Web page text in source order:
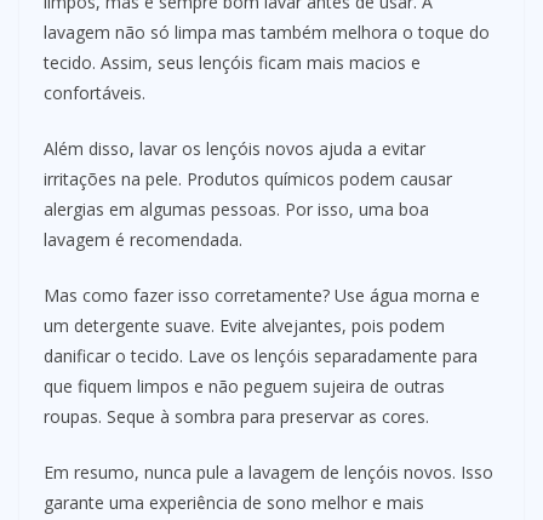
lavagem não só limpa mas também melhora o toque do
tecido. Assim, seus lençóis ficam mais macios e
confortáveis.
Além disso, lavar os lençóis novos ajuda a evitar
irritações na pele. Produtos químicos podem causar
alergias em algumas pessoas. Por isso, uma boa
lavagem é recomendada.
Mas como fazer isso corretamente? Use água morna e
um detergente suave. Evite alvejantes, pois podem
danificar o tecido. Lave os lençóis separadamente para
que fiquem limpos e não peguem sujeira de outras
roupas. Seque à sombra para preservar as cores.
Em resumo, nunca pule a lavagem de lençóis novos. Isso
garante uma experiência de sono melhor e mais